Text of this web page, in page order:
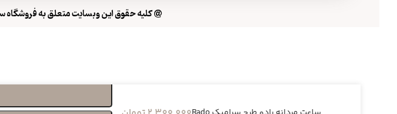
@ کلیه حقوق این وبسایت متعلق به فروشگاه ساعت